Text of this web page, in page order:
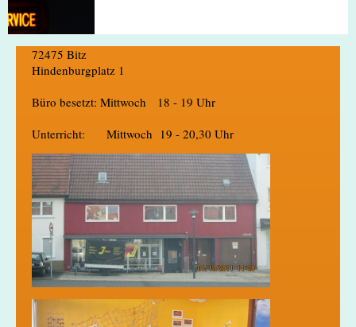
72475 Bitz
Hindenburgplatz 1
Büro besetzt: Mittwoch 18 - 19 Uhr
Unterricht: Mittwoch 19 - 20,30 Uhr